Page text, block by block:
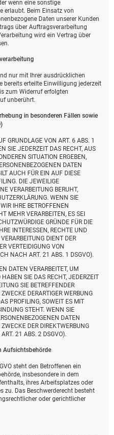
wenn eine sonstige
erlaubt. Beim Einsatz von
Daten unserer Kunden
über Auftragsverarbeitung
wird ein Vertrag über
nur mit Ihrer ausdrücklichen
bereits erteilte Einwilligung jederzeit
zum Widerruf erfolgten
unberührt.
in besonderen Fällen sowie
GRUNDLAGE VON ART. 6 ABS. 1
SIE JEDERZEIT DAS RECHT, AUS
SITUATION ERGEBEN,
DATEN
AUCH FÜR EIN AUF DIESE
DIE JEWEILIGE
VERARBEITUNG BERUHT,
WENN SIE
IHRE BETROFFENEN
MEHR VERARBEITEN, ES SEI
GRÜNDE FÜR DIE
INTERESSEN, RECHTE UND
DIENT DER
VERTEIDIGUNG VON
NACH ART. 21 ABS. 1 DSGVO).
DATEN VERARBEITET, UM
HABEN SIE DAS RECHT, JEDERZEIT
SIE BETREFFENDER
DERARTIGER WERBUNG
PROFILING, SOWEIT ES MIT
STEHT. WENN SIE
DATEN
DER DIREKTWERBUNG
21 ABS. 2 DSGVO).
Aufsichts­behörde
steht den Betroffenen ein
insbesondere in dem
ihres Arbeitsplatzes oder
zu. Das Beschwerderecht besteht
oder gerichtlicher